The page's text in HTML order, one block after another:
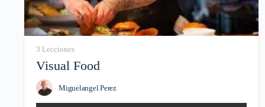
3 Lecciones
Visual Food
Miguelangel Perez